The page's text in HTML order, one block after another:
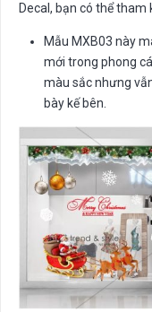
Decal, bạn có thể tham
Mẫu MXB03 này
mới trong phong
màu sắc nhưng
bày kế bên.